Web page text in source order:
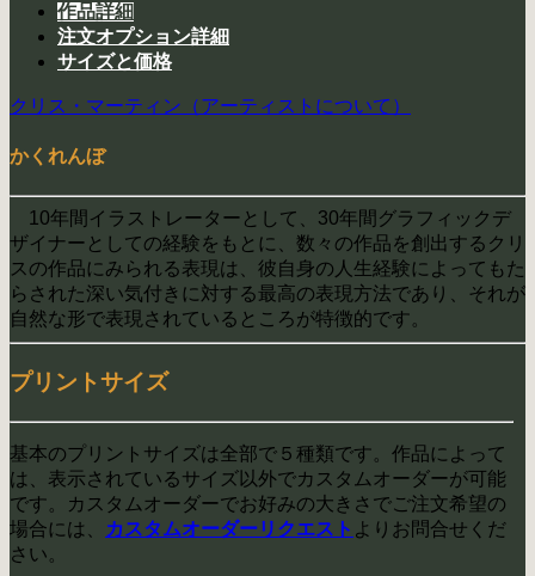
作品詳細
注文オプション詳細
サイズと価格
クリス・マーティン（アーティストについて）
かくれんぼ
10年間イラストレーターとして、30年間グラフィックデ
ザイナーとしての経験をもとに、数々の作品を創出するクリ
スの作品にみられる表現は、彼自身の人生経験によってもた
らされた深い気付きに対する最高の表現方法であり、それが
自然な形で表現されているところが特徴的です。
プリントサイズ
基本のプリントサイズは全部で５種類です。作品によって
は、表示されているサイズ以外でカスタムオーダーが可能
です。カスタムオーダーでお好みの大きさでご注文希望の
場合には、
カスタムオーダーリクエスト よりお問合せくだ
さい。